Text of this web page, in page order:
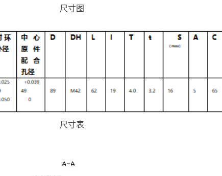
尺寸图
尺寸表